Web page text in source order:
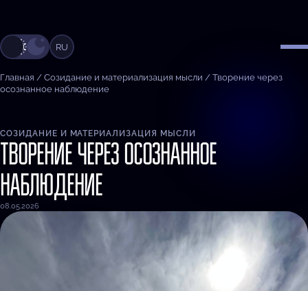
RU
Главная / Созидание и материализация мысли / Творение через
осознанное наблюдение
СОЗИДАНИЕ И МАТЕРИАЛИЗАЦИЯ МЫСЛИ
ТВОРЕНИЕ ЧЕРЕЗ ОСОЗНАННОЕ
НАБЛЮДЕНИЕ
08.05.2026